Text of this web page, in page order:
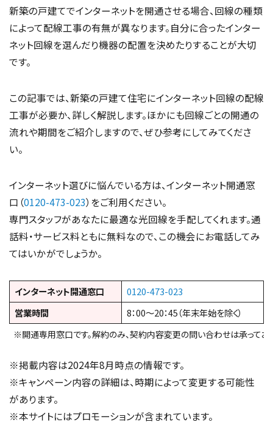
新築の戸建てでインターネットを開通させる場合、回線の種類
によって配線工事の有無が異なります。自分に合ったインター
ネット回線を選んだり機器の配置を決めたりすることが大切
です。
この記事では、新築の戸建て住宅にインターネット回線の配線
工事が必要か、詳しく解説します。ほかにも回線ごとの開通の
流れや期間をご紹介しますので、ぜひ参考にしてみてくださ
い。
インターネット選びに悩んでいる方は、インターネット開通窓
口（0120-473-023）をご利用ください。
専門スタッフがあなたに最適な光回線を手配してくれます。通
話料・サービス料ともに無料なので、この機会にお電話してみ
てはいかがでしょうか。
インターネット開通窓口
0120-473-023
営業時間
8：00～20：45（年末年始を除く）
※開通専用窓口です。解約のみ、契約内容変更の問い合わせは承ってお
※掲載内容は2024年8月時点の情報です。
※キャンペーン内容の詳細は、時期によって変更する可能性
があります。
※本サイトにはプロモーションが含まれています。